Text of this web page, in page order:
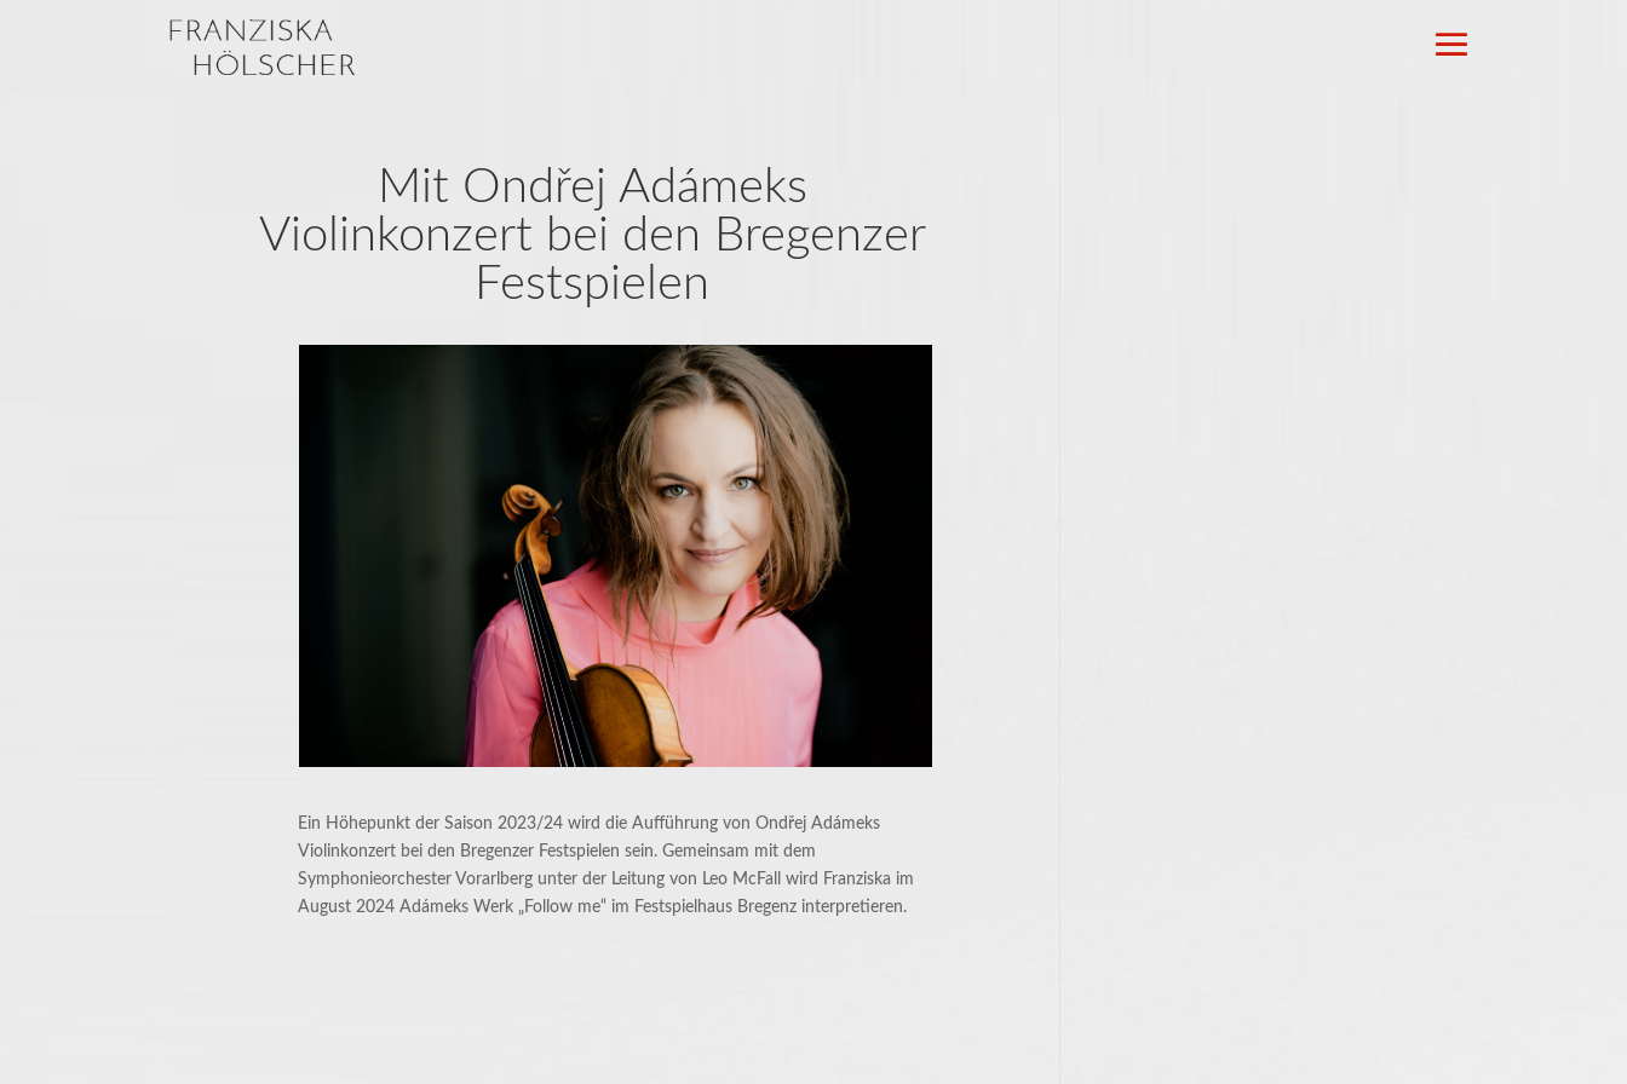
Mit Ondřej Adámeks
Violinkonzert bei den Bregenzer
Festspielen
Ein Höhepunkt der Saison 2023/24 wird die Aufführung von Ondřej Adámeks
Violinkonzert bei den Bregenzer Festspielen sein. Gemeinsam mit dem
Symphonieorchester Vorarlberg unter der Leitung von Leo McFall wird Franziska im
August 2024 Adámeks Werk „Follow me“ im Festspielhaus Bregenz interpretieren.